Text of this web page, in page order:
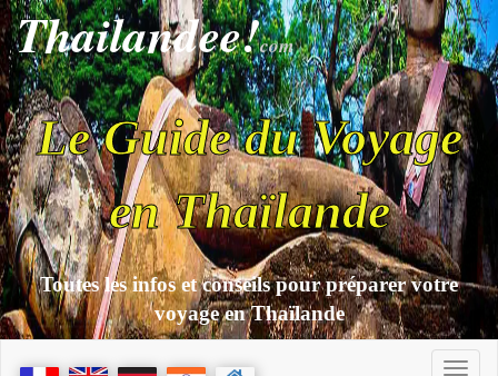
Thailandee!com
Le Guide du Voyage
en Thaïlande
Toutes les infos et conseils pour préparer votre
voyage en Thaïlande